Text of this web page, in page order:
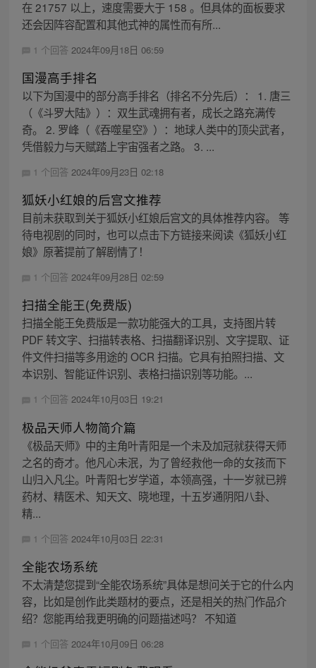
在 21757 以上，速度需要大于 158 。但具体的面板要求
还会因阵容配置和其他式神的属性而有所...
1 个回答 2024年09月18日 06:59
国漫高手排名
以下为国漫中的部分高手排名（排名不分先后）： 1. 唐三
（《斗罗大陆》）：双生武魂拥有者，成长之路充满传
奇。 2. 罗峰（《吞噬星空》）：地球人类中的顶尖武者，
凭借毅力与天赋踏上宇宙强者之路。 3. ...
1 个回答 2024年09月23日 02:18
狐妖小红娘的后宫文推荐
目前未获取到关于狐妖小红娘后宫文的具体推荐内容。 等
待电视剧的同时，也可以点击下方链接来阅读《狐妖小红
娘》原著提前了解剧情了！
1 个回答 2024年09月28日 02:59
扫描全能王(免费版)
扫描全能王免费版是一款功能强大的工具，支持图片转
PDF 转文字、扫描转表格、扫描翻译识别、文字提取、证
件文件扫描等多用途的 OCR 扫描。它具有拍照扫描、文
本识别、智能证件识别、表格扫描识别等功能。...
1 个回答 2024年10月03日 19:21
极品天师人物简介篇
《极品天师》中的主角叶青阳是一个未及加冠就获得天师
之名的奇才。他凡心未泯，为了曾经救他一命的女孩而下
山归入凡尘。叶青阳七岁学道，本领高强，十一岁就已辨
药材、精医术、知天文、晓地理，十五岁通阴阳八卦、
精...
1 个回答 2024年10月03日 22:31
全能农场系统
不太清楚您提到“全能农场系统”具体是想问关于它的什么内
容，比如是创作此类题材的要点，还是相关的热门作品介
绍？您能再给我更明确的问题描述吗？ 不知道
1 个回答 2024年10月09日 06:28